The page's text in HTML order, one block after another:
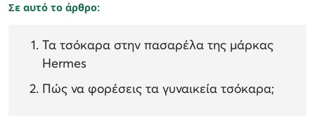
Σε αυτό το άρθρο:
Τα τσόκαρα στην πασαρέλα της μάρκας
Hermes
Πώς να φορέσεις τα γυναικεία τσόκαρα;